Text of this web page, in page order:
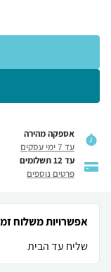
אספקה מהירה
עד 7 ימי עסקים
עד 12 תשלומים
פרטים נוספים
אפשרויות משלוח
שליח עד הבית